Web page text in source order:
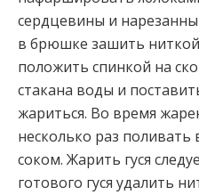
сердцевины и
в брюшке зашить
положить спинкой на
стакана воды и
жариться. Во время
несколько раз
соком. Жарить гуся
готового гуся удалить